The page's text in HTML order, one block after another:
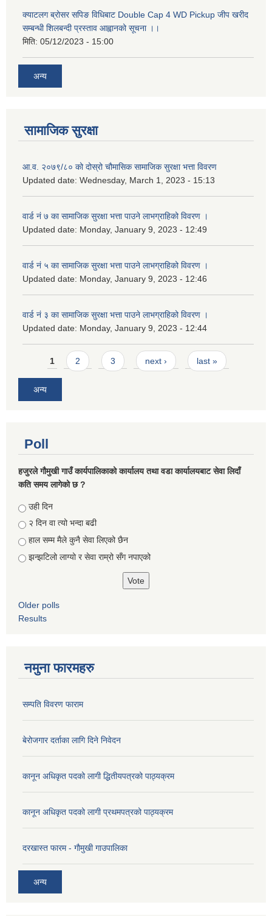
क्याटलग ब्रोसर सपिङ विधिबाट Double Cap 4 WD Pickup जीप खरीद
सम्बन्धी शिलबन्दी प्रस्ताव आह्वानको सूचना ।।
मिति: 05/12/2023 - 15:00
अन्य
सामाजिक सुरक्षा
आ.व. २०७९/८० को दोस्रो चौमासिक सामाजिक सुरक्षा भत्ता विवरण
Updated date: Wednesday, March 1, 2023 - 15:13
वार्ड नं ७ का सामाजिक सुरक्षा भत्ता पाउने लाभग्राहिको विवरण ।
Updated date: Monday, January 9, 2023 - 12:49
वार्ड नं ५ का सामाजिक सुरक्षा भत्ता पाउने लाभग्राहिको विवरण ।
Updated date: Monday, January 9, 2023 - 12:46
वार्ड नं ३ का सामाजिक सुरक्षा भत्ता पाउने लाभग्राहिको विवरण ।
Updated date: Monday, January 9, 2023 - 12:44
Pages
1 2 3 next › last »
अन्य
Poll
हजुरले गौमुखी गाउँ कार्यपालिकाको कार्यालय तथा वडा कार्यालयबाट सेवा लिदाँ
कति समय लागेको छ ?
Choices
उही दिन
२ दिन वा त्यो भन्दा बढी
हाल सम्म मैले कुनै सेवा लिएको छैन
झन्झटिलो लाग्यो र सेवा राम्रो सँग नपाएको
Older polls
Results
नमुना फारमहरु
सम्पति विवरण फाराम
बेरोजगार दर्ताका लागि दिने निवेदन
कानून अधिकृत पदको लागी द्धितीयपत्रको पाठ्यक्रम
कानून अधिकृत पदको लागी प्रथमपत्रको पाठ्यक्रम
दरखास्त फारम - गाैमुखी गाउपालिका
अन्य